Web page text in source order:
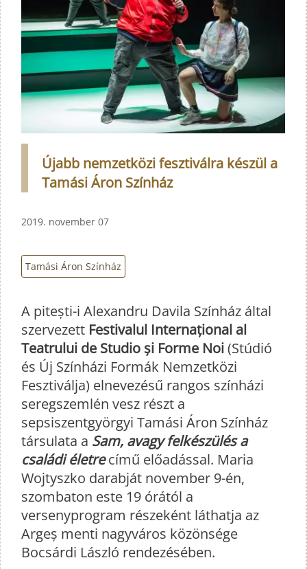
Újabb nemzetközi fesztiválra készül a
Tamási Áron Színház
2019. november 07
Tamási Áron Színház
A pitești-i Alexandru Davila Színház által
szervezett Festivalul Internațional al
Teatrului de Studio și Forme Noi(Stúdió
és Új Színházi Formák Nemzetközi
Fesztiválja) elnevezésű rangos színházi
seregszemlén vesz részt a
sepsiszentgyörgyi Tamási Áron Színház
társulata a Sam, avagy felkészülés a
családi életre című előadással. Maria
Wojtyszko darabját november 9-én,
szombaton este 19 órától a
versenyprogram részeként láthatja az
Argeș menti nagyváros közönsége
Bocsárdi László rendezésében.